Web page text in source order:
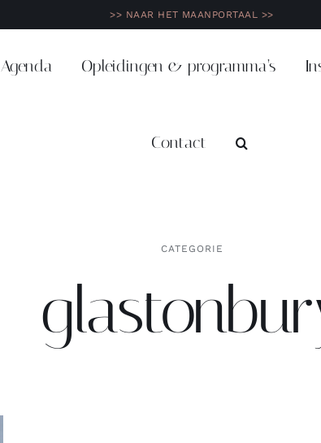
>> NAAR HET MAANPORTAAL >>
Agenda Opleidingen & programma’s
Contact
CATEGORIE